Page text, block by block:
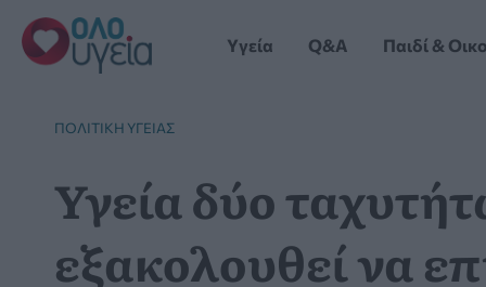
Μετάβαση
στο
περιεχόμενο
Yγεία Q&A Παιδί &
ΠΟΛΙΤΙΚΉ ΥΓΕΊΑΣ
Υγεία δύο
εξακολουθεί να